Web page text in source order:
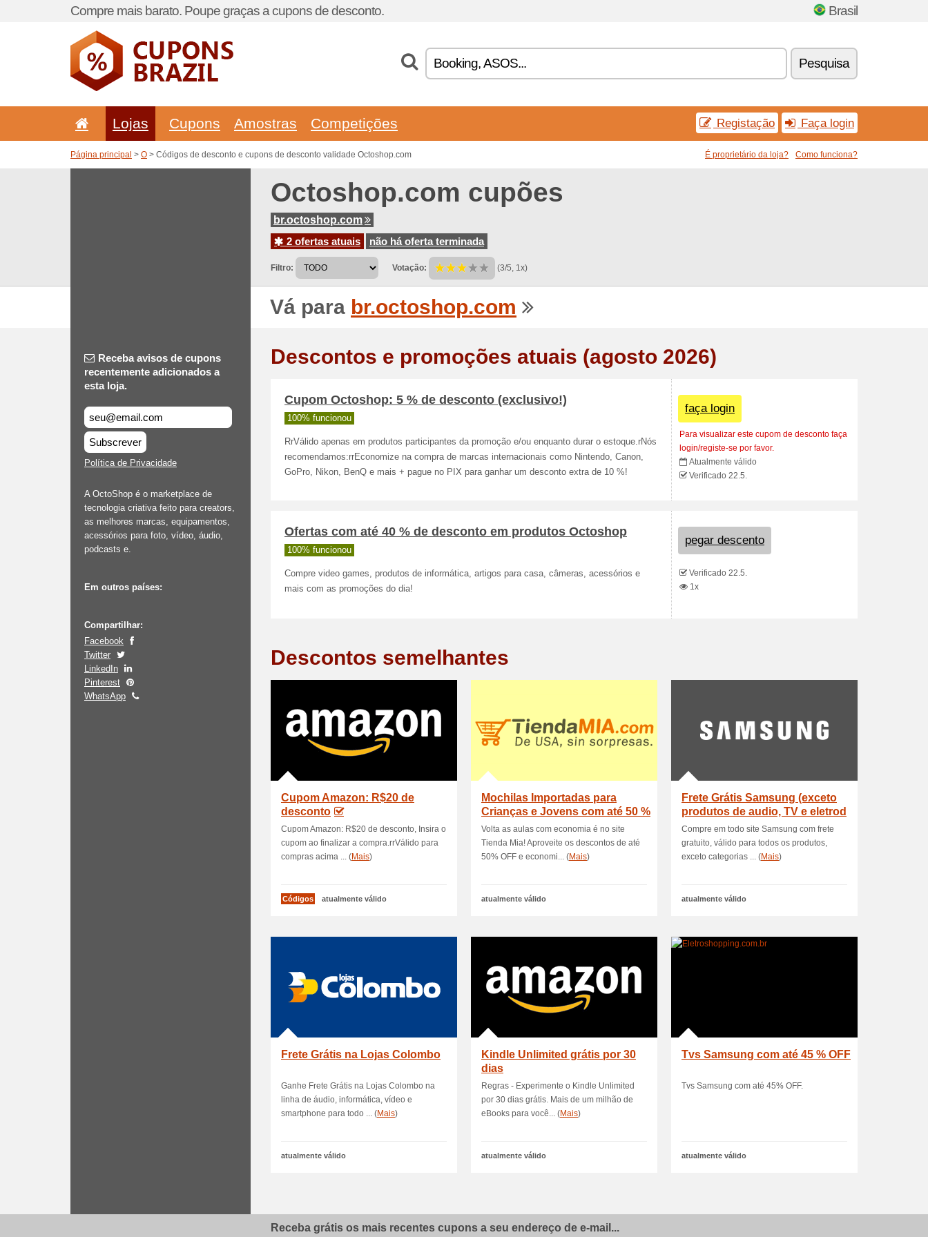
Compre mais barato. Poupe graças a cupons de desconto. Brasil
Pesquisa
Lojas Cupons Amostras Competições Registação Faça login
Página principal > O > Códigos de desconto e cupons de desconto validade Octoshop.com É proprietário da loja? Como funciona?
Octoshop.com cupões
br.octoshop.com
2 ofertas atuais
não há oferta terminada
Filtro: Votação: (3/5, 1x)
Vá para br.octoshop.com
Receba avisos de cupons
recentemente adicionados a
esta loja.
Subscrever
Política de Privacidade
A OctoShop é o marketplace de
tecnologia criativa feito para creators,
as melhores marcas, equipamentos,
acessórios para foto, vídeo, áudio,
podcasts e.
Em outros países:
Compartilhar:
Facebook
Twitter
LinkedIn
Pinterest
WhatsApp
Descontos e promoções atuais (agosto 2026)
Cupom Octoshop: 5 % de desconto (exclusivo!)
100% funcionou
RrVálido apenas em produtos participantes da promoção e/ou enquanto durar o estoque.rNós
recomendamos:rrEconomize na compra de marcas internacionais como Nintendo, Canon,
GoPro, Nikon, BenQ e mais + pague no PIX para ganhar um desconto extra de 10 %!
faça login
Para visualizar este cupom de desconto faça
login/registe-se por favor.
Atualmente válido
Verificado 22.5.
Ofertas com até 40 % de desconto em produtos Octoshop
100% funcionou
Compre video games, produtos de informática, artigos para casa, câmeras, acessórios e
mais com as promoções do dia!
pegar descento
Verificado 22.5.
1x
Descontos semelhantes
Cupom Amazon: R$20 de
desconto
Cupom Amazon: R$20 de desconto, Insira o
cupom ao finalizar a compra.rrVálido para
compras acima ... (Mais)
Códigos atualmente válido
Mochilas Importadas para
Crianças e Jovens com até 50 %
OFF (
Volta as aulas com economia é no site
Tienda Mia! Aproveite os descontos de até
50% OFF e economi... (Mais)
atualmente válido
Frete Grátis Samsung (exceto
produtos de audio, TV e eletrod
Compre em todo site Samsung com frete
gratuito, válido para todos os produtos,
exceto categorias ... (Mais)
atualmente válido
Frete Grátis na Lojas Colombo
Ganhe Frete Grátis na Lojas Colombo na
linha de áudio, informática, vídeo e
smartphone para todo ... (Mais)
atualmente válido
Kindle Unlimited grátis por 30
dias
Regras - Experimente o Kindle Unlimited
por 30 dias grátis. Mais de um milhão de
eBooks para você... (Mais)
atualmente válido
Tvs Samsung com até 45 % OFF
Tvs Samsung com até 45% OFF.
atualmente válido
Receba grátis os mais recentes cupons a seu endereço de e-mail...